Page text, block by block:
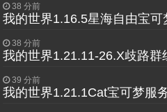
38 分前
我的世界1.16.5星海自由宝可
38 分前
我的世界1.21.11-26.X歧路群
39 分前
我的世界1.21.1Cat宝可梦服